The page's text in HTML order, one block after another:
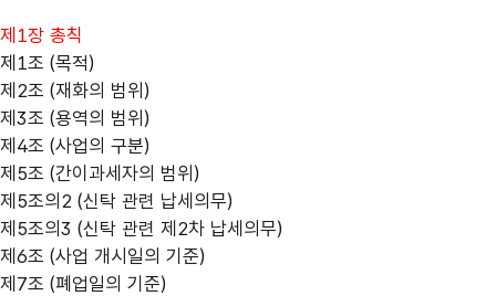
제1장 총칙
제1조 (목적)
제2조 (재화의 범위)
제3조 (용역의 범위)
제4조 (사업의 구분)
제5조 (간이과세자의 범위)
제5조의2 (신탁 관련 납세의무)
제5조의3 (신탁 관련 제2차 납세의무)
제6조 (사업 개시일의 기준)
제7조 (폐업일의 기준)